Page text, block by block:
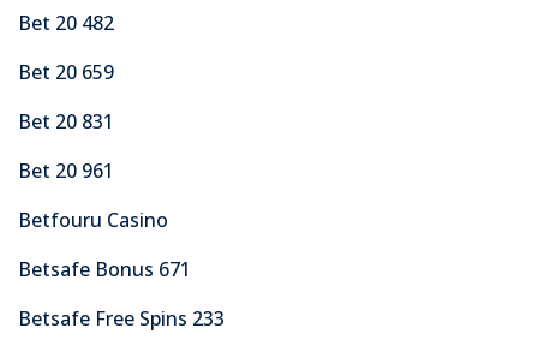
Bet 20 482
Bet 20 659
Bet 20 831
Bet 20 961
Betfouru Casino
Betsafe Bonus 671
Betsafe Free Spins 233